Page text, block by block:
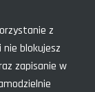
z
blokujesz
zapisanie w